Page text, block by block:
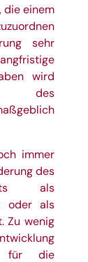
die einem
sehr
wird
des
immer
des
als
oder als
Zu wenig
für die